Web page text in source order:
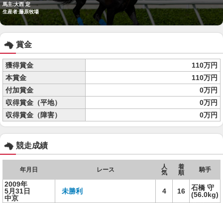
馬主:大西 定
生産者:藤原牧場
賞金
獲得賞金
110万円
本賞金
110万円
付加賞金
0万円
収得賞金（平地）
0万円
収得賞金（障害）
0万円
競走成績
年月日 レース
人
気
着
順
騎手
2009年
5月31日
中京
未勝利 4 16
石橋 守
(56.0kg)